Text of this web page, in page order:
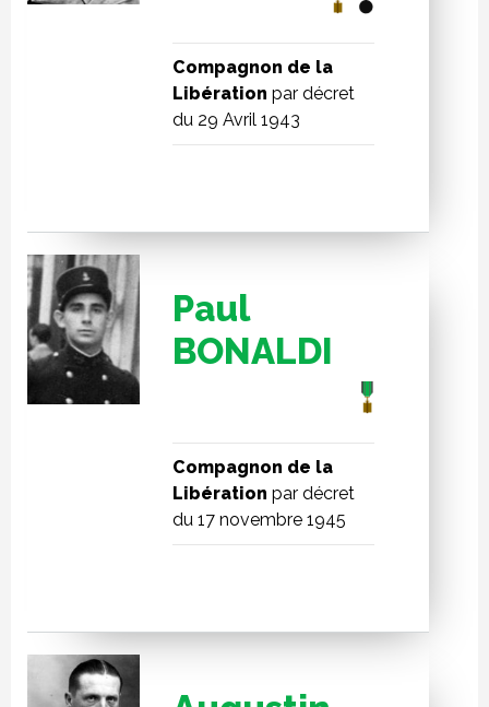
Compagnon de la
Libération par décret
du 29 Avril 1943
Paul
BONALDI
Compagnon de la
Libération par décret
du 17 novembre 1945